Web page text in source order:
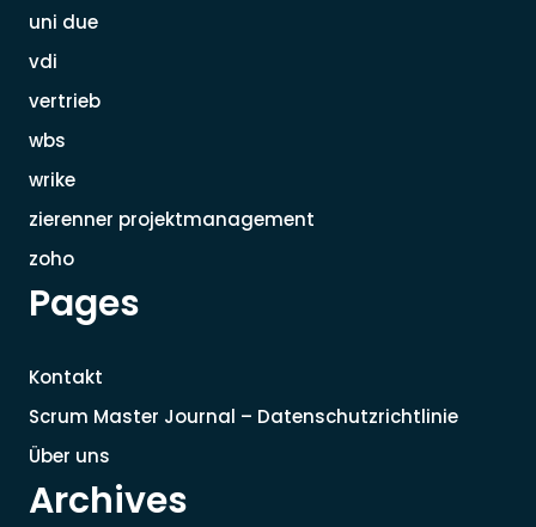
uni due
vdi
vertrieb
wbs
wrike
zierenner projektmanagement
zoho
Pages
Kontakt
Scrum Master Journal – Datenschutzrichtlinie
Über uns
Archives